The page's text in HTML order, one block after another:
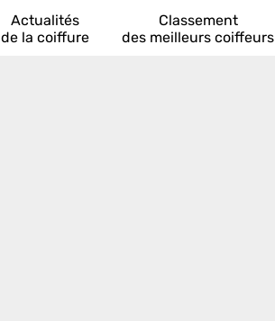
Actualités
de la coiffure
Classement
des meilleurs coiffeurs